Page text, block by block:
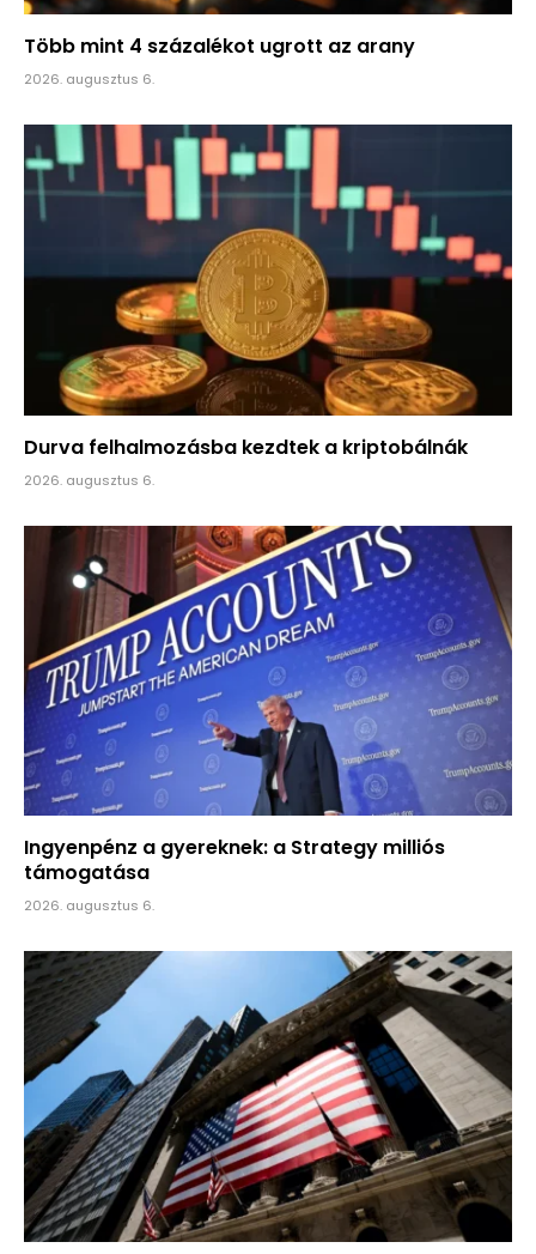
Több mint 4 százalékot ugrott az arany
2026. augusztus 6.
Durva felhalmozásba kezdtek a kriptobálnák
2026. augusztus 6.
Ingyenpénz a gyereknek: a Strategy milliós
támogatása
2026. augusztus 6.